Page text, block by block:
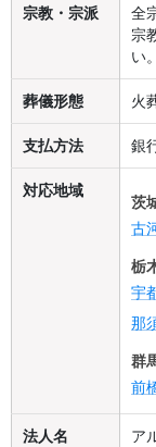
宗教・宗派
全
宗
い。
葬儀形態 火
支払方法 銀
対応地域
茨
古
栃
宇
那
群
前
法人名 ア